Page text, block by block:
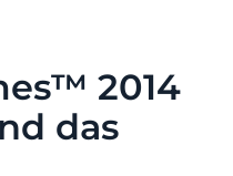
2014
das